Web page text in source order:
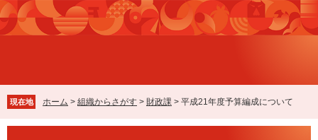
ペ
ー
ジ
で
す
。
メ
ニ
ュ
ば
し
て
現在地 ホーム > 組織からさがす > 財政課 > 平成21年度予算編成について